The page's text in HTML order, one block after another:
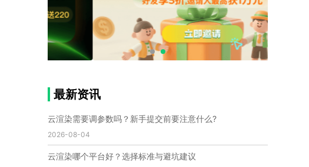
成都动画渲染
免费渲染农场
网络渲染农场
个人渲染农场
小型渲染农场
自建渲染农场
视频渲染农场
渲染农场软件
cpu渲染农场
渲染农场费用
渲染农场下载
模型软件
建模渲染软件
三维建模渲染
3d建模渲染
云渲染农场
C4D渲染农场
渲染农场收费
云渲染农场价格
瑞云渲染农场价格
动画渲染农场
第十一届世界渲染大赛
世界渲染大赛时间
世界渲染大赛官网
国际渲染大赛
国际渲染大赛排名
最新资讯
云渲染需要调参数吗？新手提交前要注意什么?
2026-08-04
云渲染哪个平台好？选择标准与避坑建议